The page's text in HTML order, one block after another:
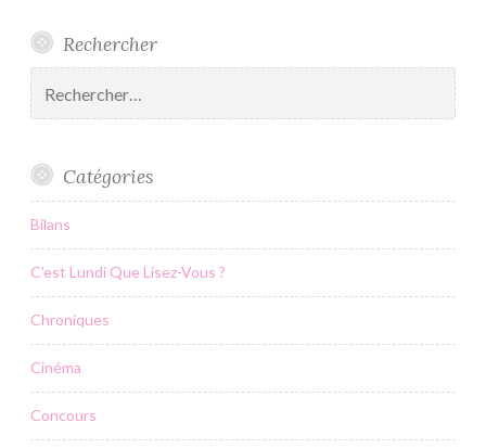
Rechercher
Catégories
Bilans
C'est Lundi Que Lisez-Vous ?
Chroniques
Cinéma
Concours